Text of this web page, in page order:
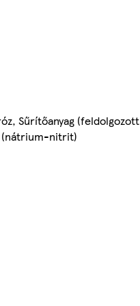
Sűrítőanyag (feldolgozott
(nátrium-nitrit)